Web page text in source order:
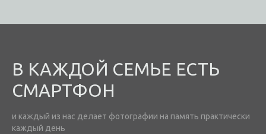
В КАЖДОЙ СЕМЬЕ ЕСТЬ
СМАРТФОН
и каждый из нас делает фотографии на память практически
каждый день